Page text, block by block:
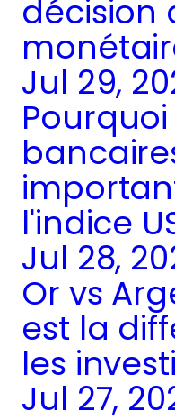
décision
Jul 29,
l'indice
Jul 28,
Or vs
est la
les
Jul 27,